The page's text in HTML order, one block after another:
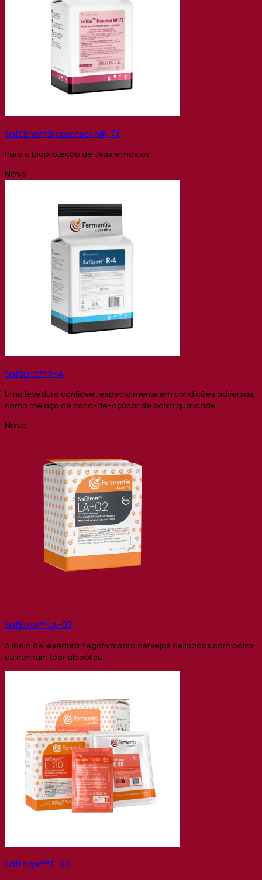
SafŒno™ Bioprotect MP‑72
Para a bioproteção de uvas e mostos
Novo
SafSpirit™ R-4
Uma levedura confiável, especialmente em condições adversas,
como melaço de cana-de-açúcar de baixa qualidade.
Novo
SafBrew™ LA-02
A ideia de levedura negativa para cervejas delicadas com baixo
ou nenhum teor alcoólico.
SafLager™ E-30